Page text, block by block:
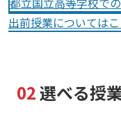
出前授業については
02選べる授